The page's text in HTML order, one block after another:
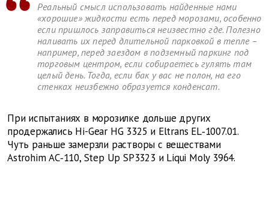
Реальный смысл использовать найденные нами
«хорошие» жидкости есть перед морозами, особенно
если пришлось заправиться неизвестно где. Полезно
наливать их перед длительной парковкой в тепле –
например, перед заездом в подземный паркинг под
торговым центром, если собираетесь гулять там
целый день. Тогда, если бак у вас не полон, на его
стенках неизбежно ­образуется конденсат.
При испытаниях в морозилке дольше других
продержались Hi-Gear HG 3325 и Eltrans EL‑1007.01.
Чуть раньше замерзли растворы с веществами
Astrohim АС‑110, Step Up SP3323 и Liqui Moly 3964.